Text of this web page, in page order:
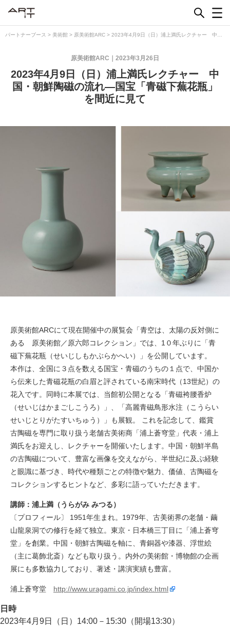
パートナーブース > 美術館 > 原美術館ARC > 2023年4月9日（日）浦上満氏レクチャー 中
2023年3月26日
原美術館ARC
2023年4月9日（日）浦上満氏レクチャー 中
国・朝鮮陶磁の流れ―国宝「青磁下蕪花瓶」
を間近に見て
原美術館ARCにて現在開催中の展覧会「青空は、太陽の反対側に
ある 原美術館／原六郎コレクション」では、1０年ぶりに「青
磁下蕪花瓶（せいじしもかぶらかへい）」を公開しています。
本作は、全国に３点を数える国宝・青磁のうちの１点で、中国か
ら伝来した青磁花瓶の白眉と評されている南宋時代（13世紀）の
花入です。同時に本展では、当館初公開となる「青磁袴腰香炉
（せいじはかまごしこうろ）」、「高麗青磁鳥形水注（こうらい
せいじとりがたすいちゅう）」も展観。 これを記念して、鑑賞
古陶磁を専門に取り扱う老舗古美術商「浦上蒼穹堂」代表・浦上
満氏をお迎えし、レクチャーを開催いたします。中国・朝鮮半島
の古陶磁について、豊富な画像を交えながら、半世紀に及ぶ経験
と眼識に基づき、時代や種類ごとの特徴や魅力、価値、古陶磁を
コレクションするヒントなど、多彩に語っていただきます。
講師：浦上満（うらがみ みつる）
〔プロフィール〕 1951年生まれ。1979年、古美術界の老舗・繭
山龍泉洞での修行を経て独立。東京・日本橋三丁目に「浦上蒼穹
堂」を創業。中国・朝鮮古陶磁を軸に、青銅器や漆器、浮世絵
（主に葛飾北斎）なども取り扱う。内外の美術館・博物館の企画
展にも多数協力しており、著述・講演実績も豊富。
浦上蒼穹堂 http://www.uragami.co.jp/index.html
日時
2023年4月9日（日）14:00－15:30（開場13:30）